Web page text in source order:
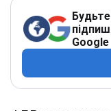
Google